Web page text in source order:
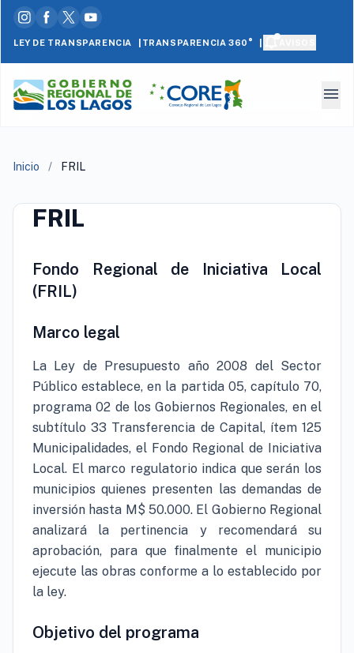
LEY DE TRANSPARENCIA | TRANSPARENCIA 360°
menu
Inicio / FRIL
FRIL
Fondo Regional de Iniciativa Local
(FRIL)
Marco legal
La Ley de Presupuesto año 2008 del Sector
Público establece, en la partida 05, capítulo 70,
programa 02 de los Gobiernos Regionales, en el
subtítulo 33 Transferencia de Capital, ítem 125
Municipalidades, el Fondo Regional de Iniciativa
Local. El marco regulatorio indica que serán los
municipios quienes presenten las demandas de
inversión hasta M$ 50.000. El Gobierno Regional
analizará la pertinencia y recomendará su
aprobación, para que finalmente el municipio
ejecute las obras conforme a lo establecido por
la ley.
Objetivo del programa